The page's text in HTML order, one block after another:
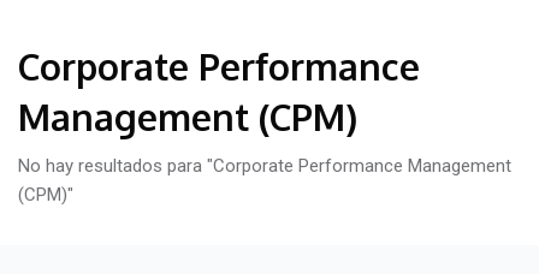
Corporate Performance
Management (CPM)
No hay resultados para "Corporate Performance Management
(CPM)"